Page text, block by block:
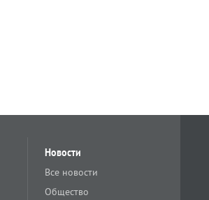
Новости
Все новости
Общество